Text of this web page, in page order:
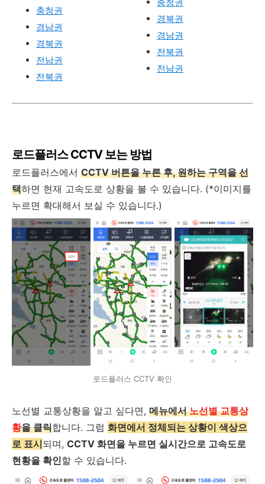
충청권
경남권
경북권
전남권
전북권
충청권
경북권
경남권
전북권
전남권
로드플러스 CCTV 보는 방법
로드플러스에서 CCTV 버튼을 누른 후, 원하는 구역을 선
택하면 현재 고속도로 상황을 볼 수 있습니다. (*이미지를
누르면 확대해서 보실 수 있습니다.)
로드플러스 CCTV 확인
노선별 교통상황을 알고 싶다면, 메뉴에서노선별 교통상
황을 클릭합니다. 그럼 화면에서 정체되는 상황이 색상으
로 표시되며, CCTV 화면을 누르면 실시간으로 고속도로
현황을 확인할 수 있습니다.